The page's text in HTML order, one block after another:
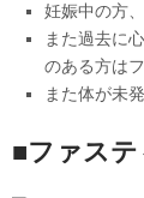
妊娠中の方
また過去に
のある方は
また体が未
■ファス